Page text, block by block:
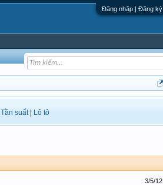
Đăng nhập | Đăng ký
Tần suất| Lô tô
3/5/12